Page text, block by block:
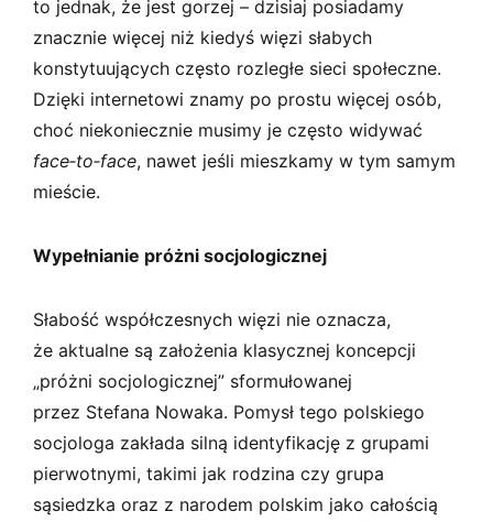
to jednak, że jest gorzej – dzisiaj posiadamy
znacznie więcej niż kiedyś więzi słabych
konstytuujących często rozległe sieci społeczne.
Dzięki internetowi znamy po prostu więcej osób,
choć niekoniecznie musimy je często widywać
face­‑to­‑face, nawet jeśli mieszkamy w tym samym
mieście.
Wypełnianie próżni socjologicznej
Słabość współczesnych więzi nie oznacza,
że aktualne są założenia klasycznej koncepcji
„próżni socjologicznej” sformułowanej
przez Stefana Nowaka. Pomysł tego polskiego
socjologa zakłada silną identyfikację z grupami
pierwotnymi, takimi jak rodzina czy grupa
sąsiedzka oraz z narodem polskim jako całością